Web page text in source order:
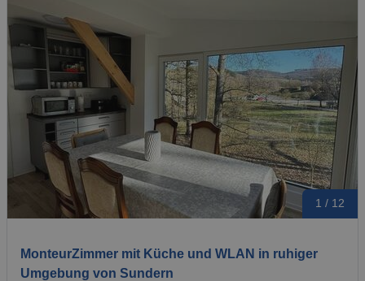
1 / 12
MonteurZimmer mit Küche und WLAN in ruhiger
Umgebung von Sundern